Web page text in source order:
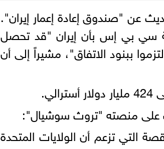
عن "صندوق إعادة إعمار إيران".
سي بي إس بأن إيران "قد تحصل
300 مليار دولار إذا التزموا ببنود الاتفاق"، مشيراً إلى أن
على منصته "تروث سوشيال":
التي تزعم أن الولايات المتحدة